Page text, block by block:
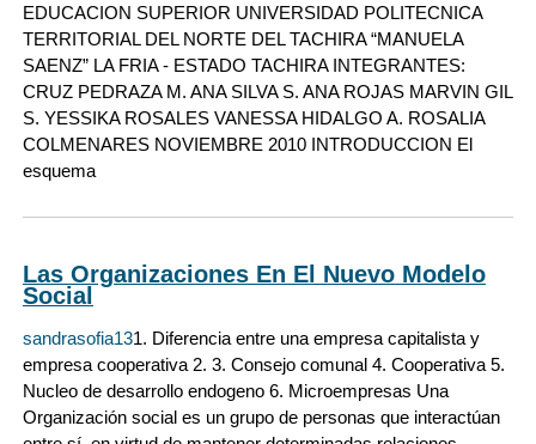
EDUCACION SUPERIOR UNIVERSIDAD POLITECNICA
TERRITORIAL DEL NORTE DEL TACHIRA “MANUELA
SAENZ” LA FRIA - ESTADO TACHIRA INTEGRANTES:
CRUZ PEDRAZA M. ANA SILVA S. ANA ROJAS MARVIN GIL
S. YESSIKA ROSALES VANESSA HIDALGO A. ROSALIA
COLMENARES NOVIEMBRE 2010 INTRODUCCION El
esquema
Las Organizaciones En El Nuevo Modelo
Social
sandrasofia131. Diferencia entre una empresa capitalista y
empresa cooperativa 2. 3. Consejo comunal 4. Cooperativa 5.
Nucleo de desarrollo endogeno 6. Microempresas Una
Organización social es un grupo de personas que interactúan